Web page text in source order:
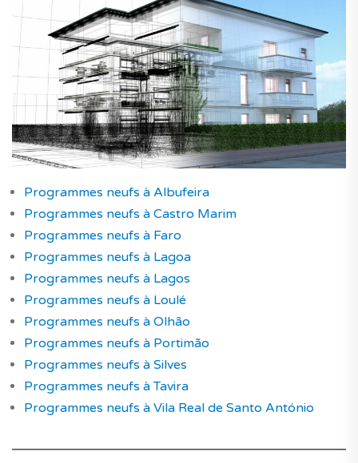
Programmes neufs à Albufeira
Programmes neufs à Castro Marim
Programmes neufs à Faro
Programmes neufs à Lagoa
Programmes neufs à Lagos
Programmes neufs à Loulé
Programmes neufs à Olhão
Programmes neufs à Portimão
Programmes neufs à Silves
Programmes neufs à Tavira
Programmes neufs à Vila Real de Santo António